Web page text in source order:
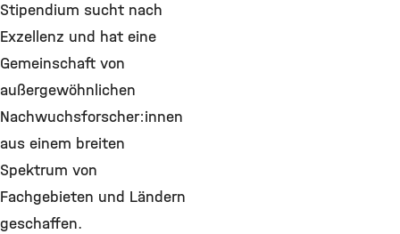
Stipendium sucht nach
Exzellenz und hat eine
Gemeinschaft von
außergewöhnlichen
Nachwuchsforscher:innen
aus einem breiten
Spektrum von
Fachgebieten und Ländern
geschaffen.